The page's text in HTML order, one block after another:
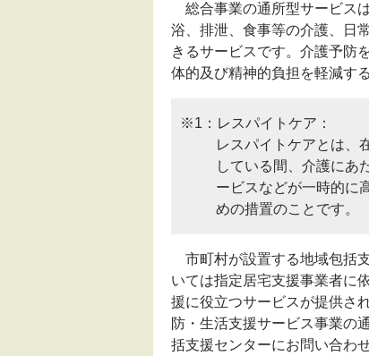
総合事業の通所型サービス
浴、排泄、食事等の介護、日
きるサービスです。介護予防
体的及び精神的負担を軽減す
※1：レスパイトケア：
レスパイトケアとは、
している間、介護にあ
ービスなどが一時的に
めの措置のことです。
市町村が設置する地域包括
いては指定居宅支援事業者に
援に役立つサービスが提供さ
防・生活支援サービス事業の
括支援センターにお問い合わ